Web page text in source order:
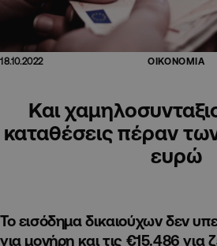
18.10.2022 ΟΙΚΟΝΟΜΙΑ
Και
καταθέσεις πέραν
ευρώ
Το εισόδημα δικαιούχων δεν
για μονήρη και τις €15.486 για